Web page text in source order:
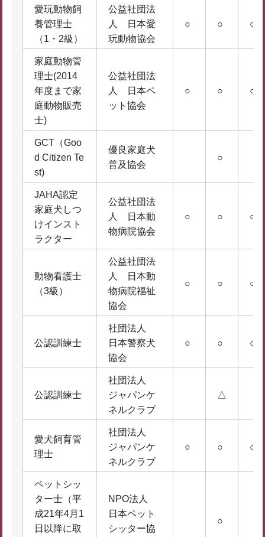
愛玩動物飼
養管理士
（1・2級）
公益社団法
人 日本愛
玩動物協会
○ ○ ○
家庭動物管
理士(2014
年度まで家
庭動物販売
士)
公益社団法
人 日本ペ
ット協会
○ ○ ○
GCT（Goo
d Citizen Te
st)
優良家庭犬
普及協会
○
JAHA認定
家庭犬しつ
けインスト
ラクター
公益社団法
人 日本動
物病院協会
○ ○ ○
動物看護士
（3級）
公益社団法
人 日本動
物病院福祉
協会
○ ○ ○
公認訓練士
社団法人
日本警察犬
協会
○ ○ ○
公認訓練士
社団法人
ジャパンケ
ネルクラブ
△
愛犬飼育管
理士
社団法人
ジャパンケ
ネルクラブ
○ ○ ○
ペットシッ
ター士（平
成21年4月1
日以降に取
NPO法人
日本ペット
シッター協
○